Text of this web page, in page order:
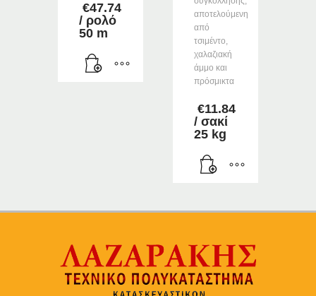
€47.74
/ ρολό
50 m
αποτελούμενη
από
τσιμέντο,
χαλαζιακή
άμμο και
πρόσμικτα
€11.84
/ σακί
25 kg